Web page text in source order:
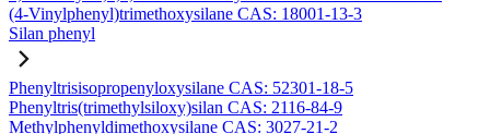
(4-Vinylphenyl)trimethoxysilane CAS: 18001-13-3
Silan phenyl
Phenyltrisisopropenyloxysilane CAS: 52301-18-5
Phenyltris(trimethylsiloxy)silan CAS: 2116-84-9
Methylphenyldimethoxysilane CAS: 3027-21-2